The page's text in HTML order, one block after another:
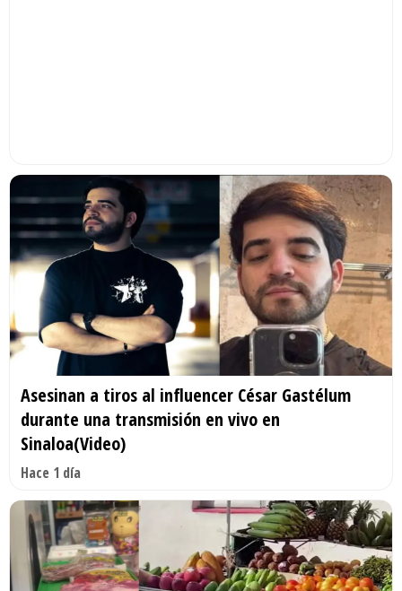
Asesinan a tiros al influencer César Gastélum
durante una transmisión en vivo en
Sinaloa(Video)
Hace 1 día